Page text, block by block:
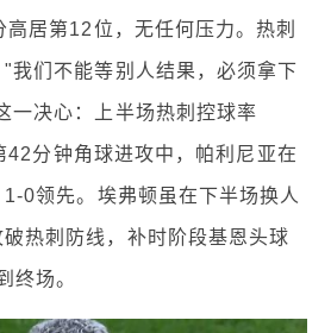
居第12位，无任何压力。热刺
我们不能等别人结果，必须拿下
一决心：上半场热刺控球率
分钟角球进攻中，帕利尼亚在
0领先。埃弗顿虽在下半场换人
热刺防线，补时阶段基恩头球
终场。